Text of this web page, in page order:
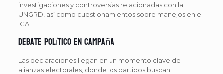
investigaciones y controversias relacionadas con la
UNGRD, así como cuestionamientos sobre manejos en el
ICA.
Debate político en campaña
Las declaraciones llegan en un momento clave de
alianzas electorales, donde los partidos buscan